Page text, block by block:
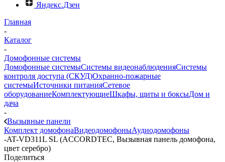
Яндекс.Дзен
Главная
-
Каталог
-
Домофонные системы
Домофонные системыСистемы видеонаблюденияСистемы
контроля доступа (СКУД)Охранно-пожарные
системыИсточники питанияСетевое
оборудованиеКомплектующиеШкафы, щиты и боксыДом и
дача
-
Вызывные панели
Комплект домофонаВидеодомофоныАудиодомофоны
-AT-VD311L SL (ACCORDTEC, Вызывная панель домофона,
цвет серебро)
Поделиться